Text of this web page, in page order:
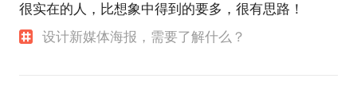
很实在的人，比想象中得到的要多，很有思路！
设计新媒体海报，需要了解什么？